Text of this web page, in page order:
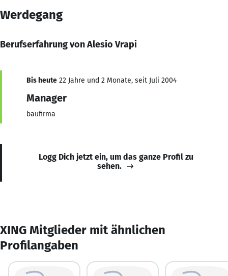
Werdegang
Berufserfahrung von Alesio Vrapi
Bis heute 22 Jahre und 2 Monate, seit Juli 2004
Manager
baufirma
Logg Dich jetzt ein, um das ganze Profil zu
sehen.
XING Mitglieder mit ähnlichen
Profilangaben